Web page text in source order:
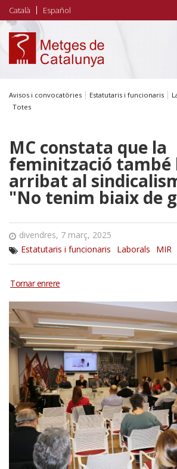
Vés
al
contingut
Català Español
Avisos i convocatòries Estatutaris i funcionaris
Totes
MC constata que la
feminització també
arribat al
"No tenim biaix de
divendres, 7 març, 2025
Estatutaris i funcionaris
Laborals MIR